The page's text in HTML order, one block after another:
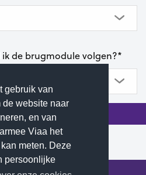
gebruik van
de website naar
en van
Viaa het
meten. Deze
persoonlijke
de brugmodule volgen?*